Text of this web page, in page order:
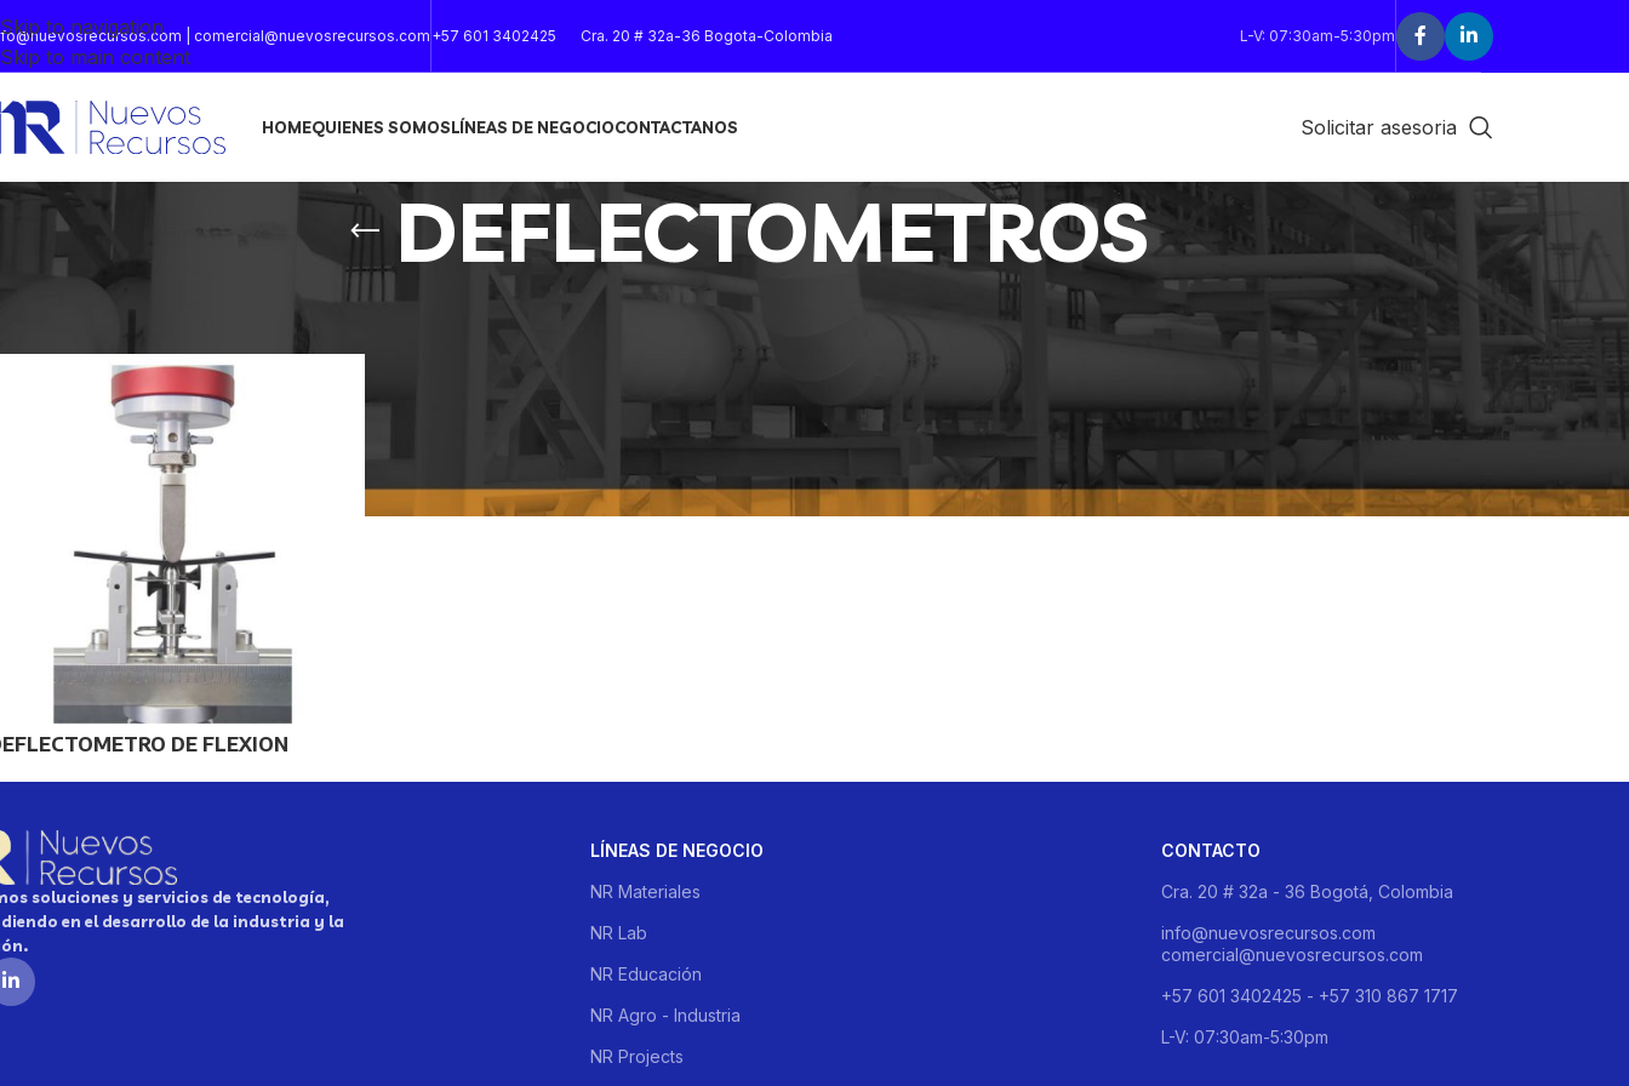
Skip to navigation
Skip to main content
| comercial@nuevosrecursos.com +57 601 3402425 Cra. 20 # 32a-36 Bogota-Colombia L-V: 07:30am-5:30pm
HOMEQUIENES SOMOSLÍNEAS DE NEGOCIOCONTACTANOS Solicitar asesoria
DEFLECTOMETROS
18
DE FLEXION
soluciones y servicios de tecnología,
en el desarrollo de la industria y la
LÍNEAS DE NEGOCIO
NR Materiales
NR Lab
NR Educación
NR Agro - Industria
NR Projects
CONTACTO
Cra. 20 # 32a - 36 Bogotá, Colombia
info@nuevosrecursos.com
comercial@nuevosrecursos.com
+57 601 3402425 - +57 310 867 1717
L-V: 07:30am-5:30pm